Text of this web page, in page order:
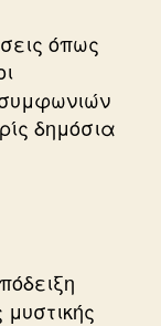
όπως
δημόσια